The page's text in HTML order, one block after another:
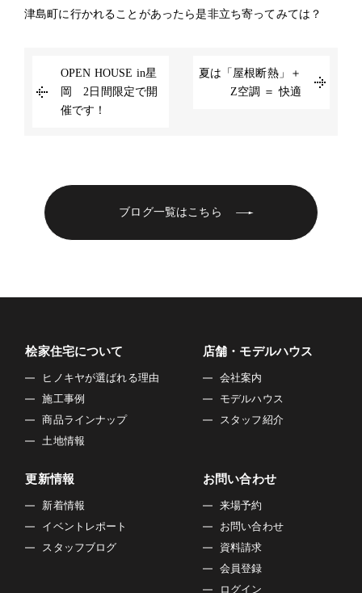
津島町に行かれることがあったら是非立ち寄ってみては？
OPEN HOUSE in星
岡 2日間限定で開
催です！
夏は「屋根断熱」＋
Z空調 ＝ 快適
ブログ一覧はこちら
桧家住宅について
ヒノキヤが選ばれる理由
施工事例
商品ラインナップ
土地情報
店舗・モデルハウス
会社案内
モデルハウス
スタッフ紹介
更新情報
新着情報
イベントレポート
スタッフブログ
お問い合わせ
来場予約
お問い合わせ
資料請求
会員登録
ログイン